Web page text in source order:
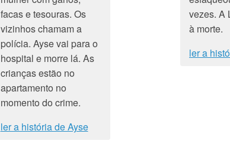
facas e tesouras. Os
vizinhos chamam a
polícia. Ayse vai para o
hospital e morre lá. As
crianças estão no
apartamento no
momento do crime.
ler a história de Ayse
vezes. A
à morte.
ler a